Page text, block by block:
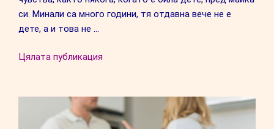
си. Минали са много години, тя отдавна вече не е
дете, а и това не …
Цялата публикация
целебен?”